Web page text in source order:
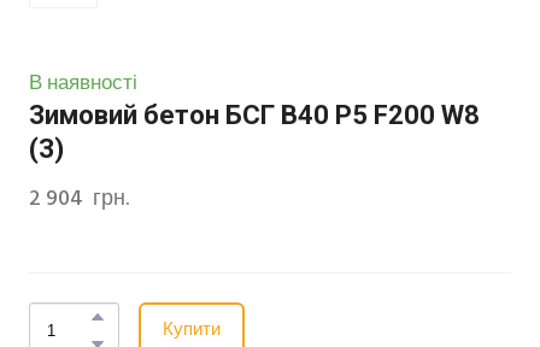
В наявності
Зимовий бетон БСГ В40 Р5 F200 W8
(З)
2 904  грн.
Купити